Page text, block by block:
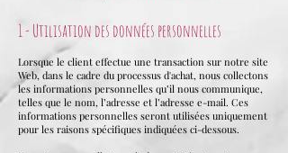
1 - Utilisation des données personnelles
Lorsque le client effectue une transaction sur notre site
Web, dans le cadre du processus d'achat, nous collectons
les informations personnelles qu’il nous communique,
telles que le nom, l’adresse et l’adresse e-mail. Ces
informations personnelles seront utilisées uniquement
pour les raisons spécifiques indiquées ci-dessous.